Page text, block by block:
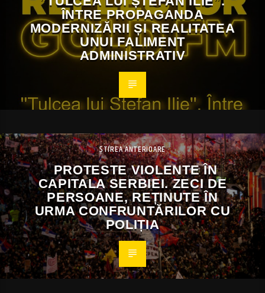
ÎNTRE PROPAGANDA
MODERNIZĂRII ȘI REALITATEA
UNUI FALIMENT
ADMINISTRATIV
ȘTIREA ANTERIOARE
PROTESTE VIOLENTE ÎN
CAPITALA SERBIEI. ZECI DE
PERSOANE, REȚINUTE ÎN
URMA CONFRUNTĂRILOR CU
POLIȚIA